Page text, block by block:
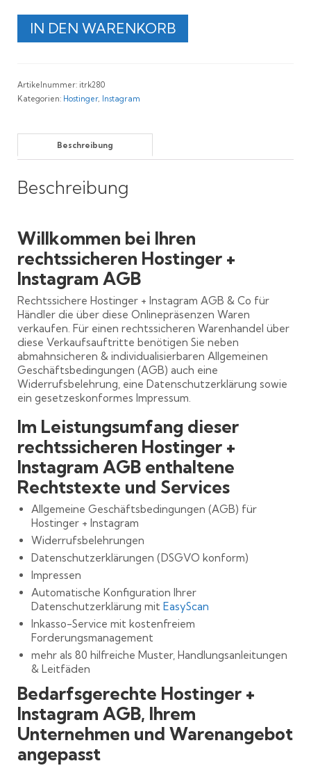
Rechtssichere
AGB
Instagram
Menge
IN DEN WARENKORB
Artikelnummer: itrk280
Kategorien: Hostinger, Instagram
Beschreibung
Beschreibung
Willkommen bei Ihren
rechtssicheren Hostinger +
Instagram AGB
Rechtssichere Hostinger + Instagram AGB & Co für
Händler die über diese Onlinepräsenzen Waren
verkaufen. Für einen rechtssicheren Warenhandel über
diese Verkaufsauftritte benötigen Sie neben
abmahnsicheren & individualisierbaren Allgemeinen
Geschäftsbedingungen (AGB) auch eine
Widerrufsbelehrung, eine Datenschutzerklärung sowie
ein gesetzeskonformes Impressum.
Im Leistungsumfang dieser
rechtssicheren Hostinger +
Instagram AGB enthaltene
Rechtstexte und Services
Allgemeine Geschäftsbedingungen (AGB) für
Hostinger + Instagram
Widerrufsbelehrungen
Datenschutzerklärungen (DSGVO konform)
Impressen
Automatische Konfiguration Ihrer
Datenschutzerklärung mit EasyScan
Inkasso-Service mit kostenfreiem
Forderungsmanagement
mehr als 80 hilfreiche Muster, Handlungsanleitungen
& Leitfäden
Bedarfsgerechte Hostinger +
Instagram AGB, Ihrem
Unternehmen und Warenangebot
angepasst